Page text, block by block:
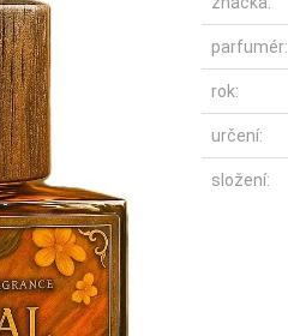
parfumér:
rok:
určení:
složení: